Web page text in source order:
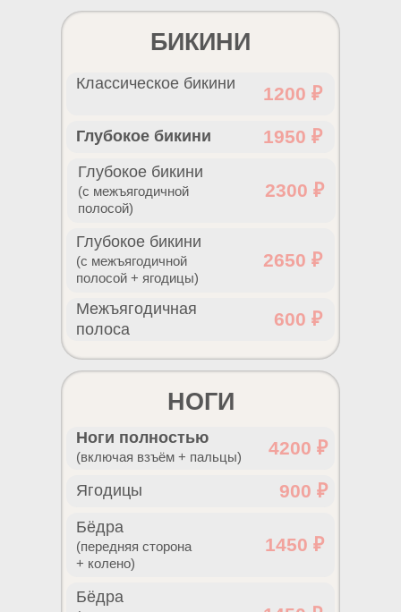
600 ₽
Межъягодичная
полоса
2650 ₽
(с межъягодичной
полосой + ягодицы)
Глубокое бикини
2300 ₽
(с межъягодичной
полосой)
Глубокое бикини
1950 ₽
Глубокое бикини
1200 ₽
Классическое бикини
БИКИНИ
Бёдра
1450 ₽
(передняя сторона
+ колено)
Бёдра
900 ₽
Ягодицы
4200 ₽
(включая взъём + пальцы)
Ноги полностью
НОГИ